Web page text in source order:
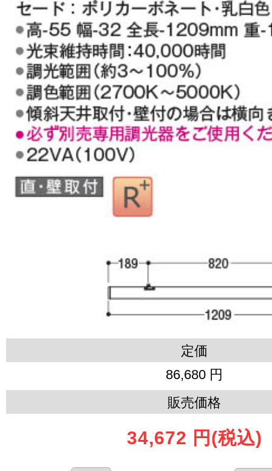
定価
86,680 円
販売価格
34,672 円 (税込)